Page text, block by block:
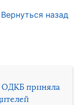
ОДКБ приняла
Вернуться назад